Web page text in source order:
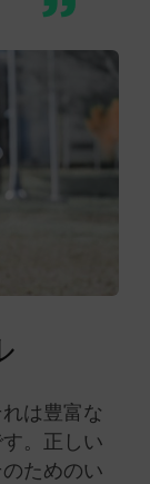
は豊富な
。正しい
ためのい